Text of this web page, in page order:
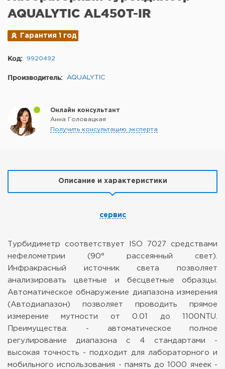
AQUALYTIC AL450T-IR
Гарантия 1 год
Код: 9920492
Производитель: AQUALYTIC
Онлайн консультант
Анна Головацкая
Получить консультацию эксперта
Описание и характеристики
сервис
Турбидиметр соответствует ISO 7027 средствами
нефелометрии (90° рассеянный свет).
Инфракрасный источник света позволяет
анализировать цветные и бесцветные образцы.
Автоматическое обнаружение диапазона измерения
(Автодиапазон) позволяет проводить прямое
измерение мутности от 0.01 до 1100NTU.
Преимущества: - автоматическое полное
регулирование диапазона с 4 стандартами -
высокая точность - подходит для лабораторного и
мобильного использования - память до 1000 ячеек-